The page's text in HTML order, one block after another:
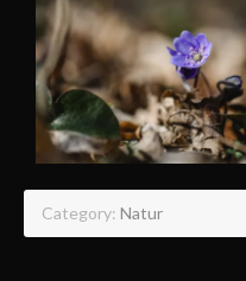
Category: Natur